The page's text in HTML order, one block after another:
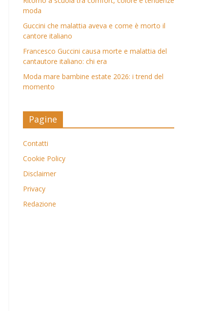
moda
Guccini che malattia aveva e come è morto il
cantore italiano
Francesco Guccini causa morte e malattia del
cantautore italiano: chi era
Moda mare bambine estate 2026: i trend del
momento
Pagine
Contatti
Cookie Policy
Disclaimer
Privacy
Redazione